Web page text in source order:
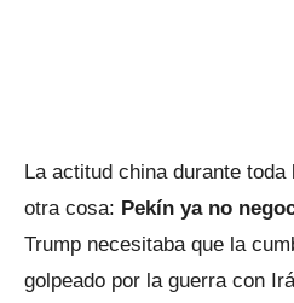
La actitud china durante
otra cosa: Pekín ya no
Trump necesitaba que la
golpeado por la guerra con